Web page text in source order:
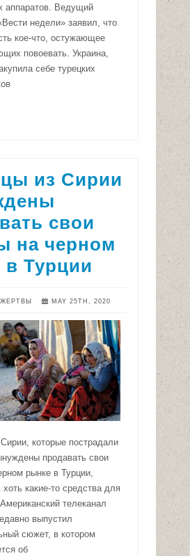
аппаратов. Ведущий
недели» заявил, что
кое-что, остужающее
повоевать. Украина,
себе турецких
из Сирии
свои
на черном
в Турции
ЖЕРТВЫ MAY 25TH, 2020
которые пострадали
продавать свои
рынке в Турции,
какие-то средства для
телеканал
выпустил
сюжет, в котором
об